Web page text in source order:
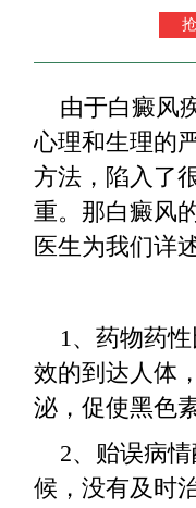
由于白癜风
心理和生理的
方法，陷入了
重。那白癜风
医生为我们详
1、药物药性
效的到达人体
泌，促使黑色素
2、贻误病情
候，没有及时